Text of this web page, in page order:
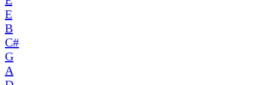
E
B
C#
G
A